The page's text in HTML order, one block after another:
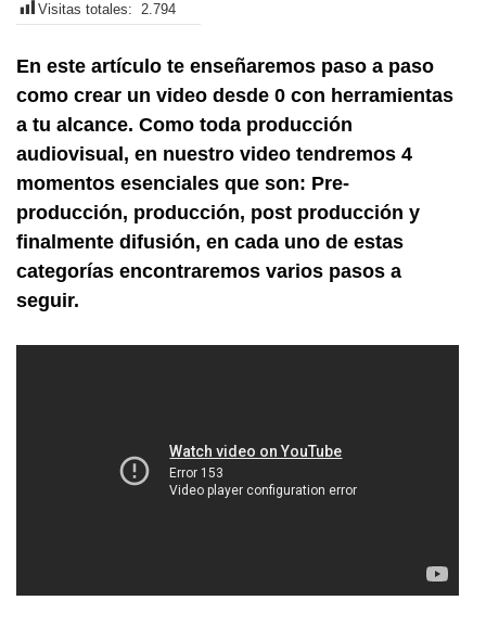
Visitas totales: 2.794
En este artículo te enseñaremos paso a paso
como crear un video desde 0 con herramientas
a tu alcance. Como toda producción
audiovisual, en nuestro video tendremos 4
momentos esenciales que son: Pre-
producción, producción, post producción y
finalmente difusión, en cada uno de estas
categorías encontraremos varios pasos a
seguir.